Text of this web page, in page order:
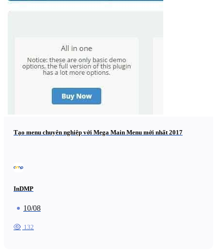
Tạo menu chuyên nghiệp với Mega Main Menu mới nhất 2017
InDMP
10/08
132